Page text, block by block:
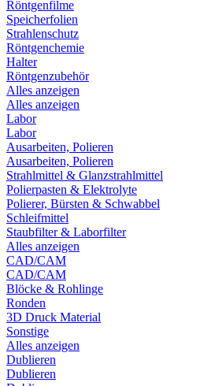
Röntgenfilme
Speicherfolien
Strahlenschutz
Röntgenchemie
Halter
Röntgenzubehör
Alles anzeigen
Alles anzeigen
Labor
Labor
Ausarbeiten, Polieren
Ausarbeiten, Polieren
Strahlmittel & Glanzstrahlmittel
Polierpasten & Elektrolyte
Polierer, Bürsten & Schwabbel
Schleifmittel
Staubfilter & Laborfilter
Alles anzeigen
CAD/CAM
CAD/CAM
Blöcke & Rohlinge
Ronden
3D Druck Material
Sonstige
Alles anzeigen
Dublieren
Dublieren